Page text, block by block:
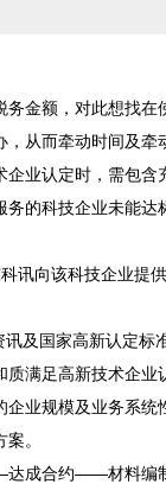
务金额，对此想找
，从而牵动时间及牵
企业认定时，需包
务的科技企业未能达
向该科技企业提
及国家高新认定
质满足高新技术企业
企业规模及业务系
。
达成合约——材料